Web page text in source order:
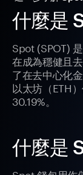
什麼是
Spot (SPOT)
在成為穩健且
了在去中心化
以太坊（ETH
30.19%。
什麼是